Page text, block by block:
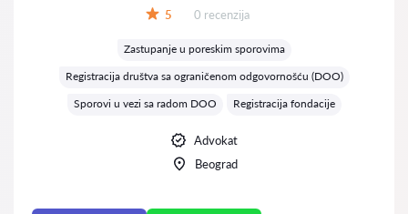
5 Recenzija:
0 recenzija
Zastupanje u poreskim sporovima
Registracija društva sa ograničenom odgovornošću (DOO)
Sporovi u vezi sa radom DOO
Registracija fondacije
Advokat
Beograd